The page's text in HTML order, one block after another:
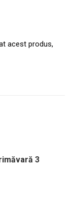
acest produs,
3